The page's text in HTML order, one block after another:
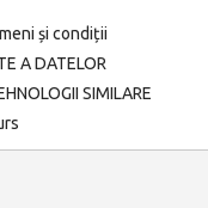
și condiții
A DATELOR
SIMILARE